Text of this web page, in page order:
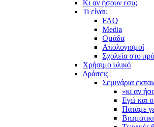
Κι αν ήσουν εσυ;
Τι είναι;
FAQ
Media
Ομάδα
Απολογισμοί
Σχολεία στο
Χρήσιμο υλικό
Δράσεις
Σεμινάρια
«κι αν
Εγώ και
Πατάμε